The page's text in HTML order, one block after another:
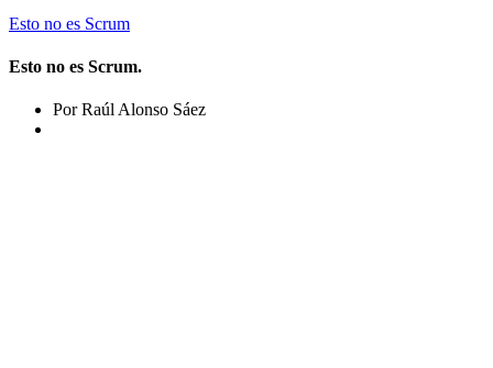
Esto no es Scrum
Esto no es Scrum.
Por Raúl Alonso Sáez